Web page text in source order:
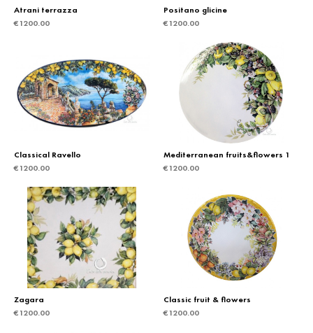
Atrani terrazza
€1200.00
Positano glicine
€1200.00
Classical Ravello
€1200.00
Mediterranean fruits&flowers 1
€1200.00
Zagara
€1200.00
Classic fruit & flowers
€1200.00